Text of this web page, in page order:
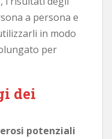
a persona e
in modo
per
dei
potenziali